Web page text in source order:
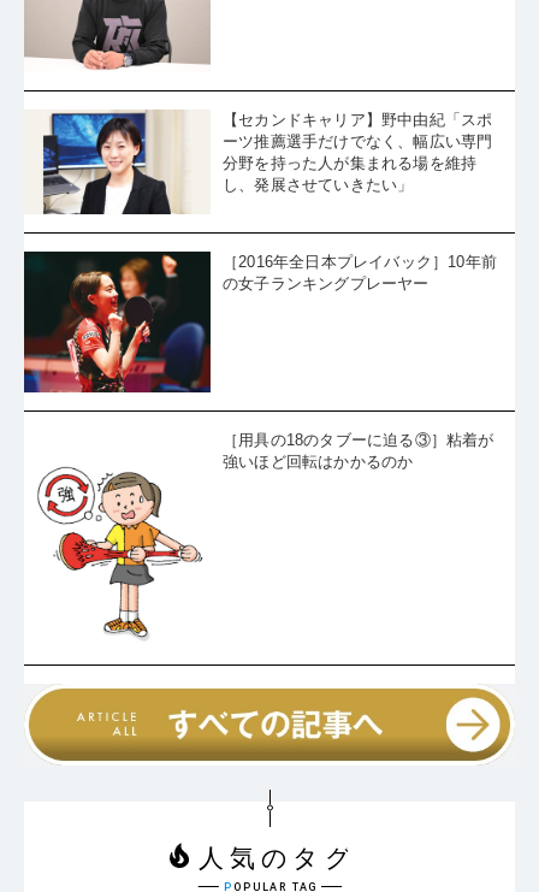
【セカンドキャリア】野中由紀「スポ
ーツ推薦選手だけでなく、幅広い専門
分野を持った人が集まれる場を維持
し、発展させていきたい」
［2016年全日本プレイバック］10年前
の女子ランキングプレーヤー
［用具の18のタブーに迫る③］粘着が
強いほど回転はかかるのか